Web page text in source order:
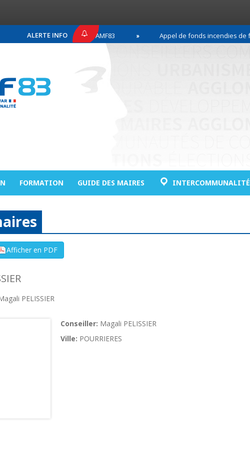
ALERTE INFO
DE PRESSE AMF83 Appel de fonds incendies de forêt
FORMATION GUIDE DES MAIRES INTERCOMMUNALITÉ
PELISSIER
Conseiller: Magali PELISSIER
Ville: POURRIERES